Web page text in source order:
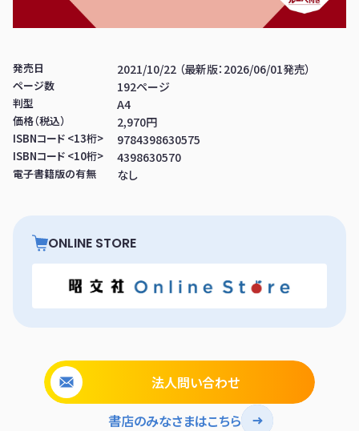
発売日 2021/10/22 （最新版：2026/06/01発売）
ページ数 192ページ
判型 A4
価格（税込） 2,970円
ISBNコード <13桁> 9784398630575
ISBNコード <10桁> 4398630570
電子書籍版の有無 なし
ONLINE STORE
法人問い合わせ
書店のみなさまはこちら